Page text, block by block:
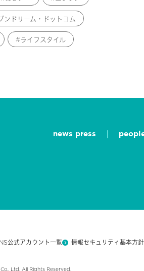
ンドリーム・ドットコム
ライフスタイル
news press
公式アカウント一覧 情報セキュリティ基本方針
Ltd. All Rights Reserved.